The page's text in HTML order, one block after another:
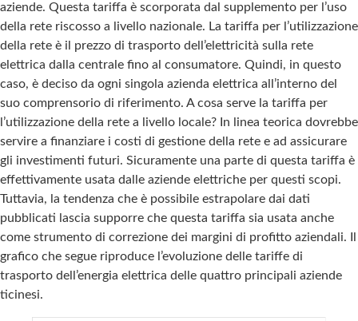
aziende. Questa tariffa è scorporata dal supplemento per l’uso
della rete riscosso a livello nazionale. La tariffa per l’utilizzazione
della rete è il prezzo di trasporto dell’elettricità sulla rete
elettrica dalla centrale fino al consumatore. Quindi, in questo
caso, è deciso da ogni singola azienda elettrica all’interno del
suo comprensorio di riferimento. A cosa serve la tariffa per
l’utilizzazione della rete a livello locale? In linea teorica dovrebbe
servire a finanziare i costi di gestione della rete e ad assicurare
gli investimenti futuri. Sicuramente una parte di questa tariffa è
effettivamente usata dalle aziende elettriche per questi scopi.
Tuttavia, la tendenza che è possibile estrapolare dai dati
pubblicati lascia supporre che questa tariffa sia usata anche
come strumento di correzione dei margini di profitto aziendali. Il
grafico che segue riproduce l’evoluzione delle tariffe di
trasporto dell’energia elettrica delle quattro principali aziende
ticinesi.